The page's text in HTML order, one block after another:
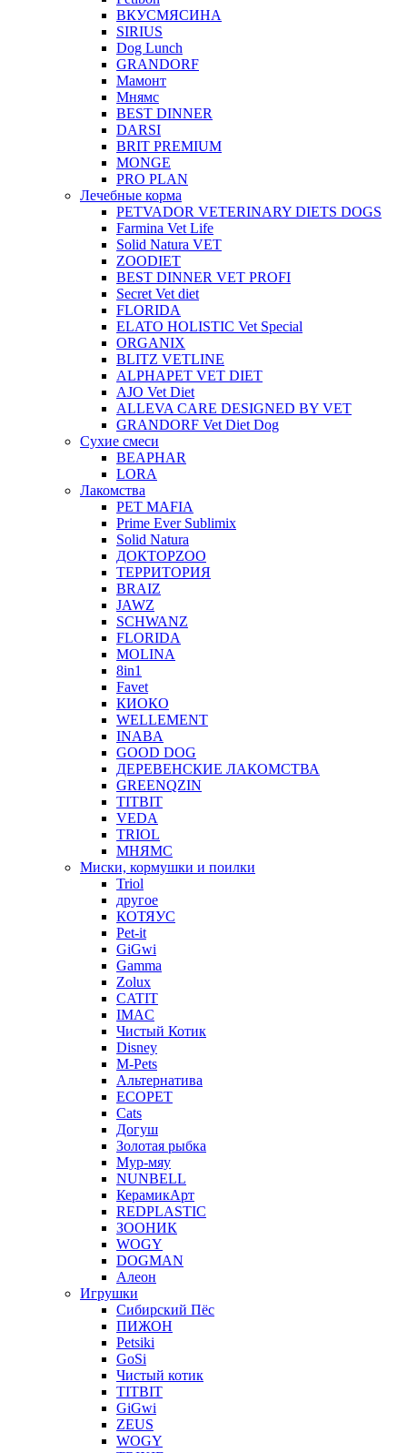
ВКУСМЯСИНА
SIRIUS
Dog Lunch
GRANDORF
Мамонт
Мнямс
BEST DINNER
DARSI
BRIT PREMIUM
MONGE
PRO PLAN
Лечебные корма
PETVADOR VETERINARY DIETS DOGS
Farmina Vet Life
Solid Natura VET
ZOODIET
BEST DINNER VET PROFI
Secret Vet diet
FLORIDA
ELATO HOLISTIC Vet Special
ORGANIX
BLITZ VETLINE
ALPHAPET VET DIET
AJO Vet Diet
ALLEVA CARE DESIGNED BY VET
GRANDORF Vet Diet Dog
Сухие смеси
BEAPHAR
LORA
Лакомства
PET MAFIA
Prime Ever Sublimix
Solid Natura
ДОКТОРZOO
ТЕРРИТОРИЯ
BRAIZ
JAWZ
SCHWANZ
FLORIDA
MOLINA
8in1
Favet
КИОКО
WELLEMENT
INABA
GOOD DOG
ДЕРЕВЕНСКИЕ ЛАКОМСТВА
GREENQZIN
TITBIT
VEDA
TRIOL
МНЯМС
Миски, кормушки и поилки
Triol
другое
КОТЯУС
Pet-it
GiGwi
Gamma
Zolux
CATIT
IMAC
Чистый Котик
Disney
M-Pets
Альтернатива
ECOPET
Cats
Догуш
Золотая рыбка
Мур-мяу
NUNBELL
КерамикАрт
REDPLASTIC
ЗООНИК
WOGY
DOGMAN
Алеон
Игрушки
Сибирский Пёс
ПИЖОН
Petsiki
GoSi
Чистый котик
TITBIT
GiGwi
ZEUS
WOGY